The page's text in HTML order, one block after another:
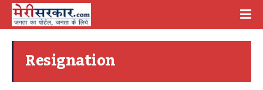
Resignation